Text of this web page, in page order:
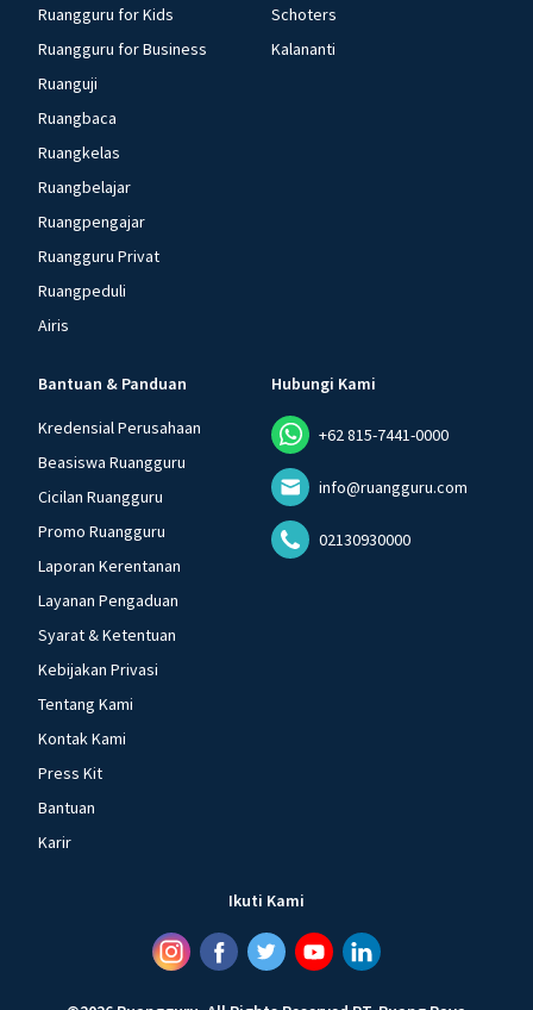
Ruangguru for Kids
Ruangguru for Business
Ruanguji
Ruangbaca
Ruangkelas
Ruangbelajar
Ruangpengajar
Ruangguru Privat
Ruangpeduli
Airis
Schoters
Kalananti
Bantuan & Panduan
Kredensial Perusahaan
Beasiswa Ruangguru
Cicilan Ruangguru
Promo Ruangguru
Laporan Kerentanan
Layanan Pengaduan
Syarat & Ketentuan
Kebijakan Privasi
Tentang Kami
Kontak Kami
Press Kit
Bantuan
Karir
Hubungi Kami
+62 815-7441-0000
info@ruangguru.com
02130930000
Ikuti Kami